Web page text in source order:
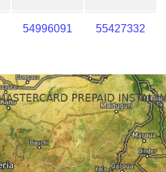
54996091 55427332